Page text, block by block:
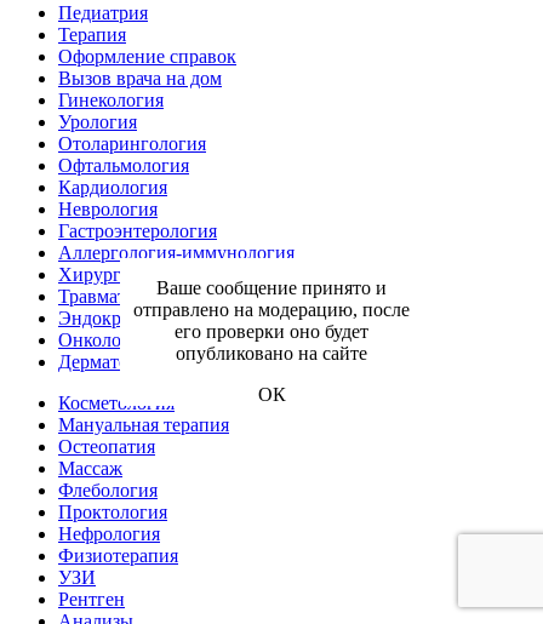
Педиатрия
Терапия
Оформление справок
Вызов врача на дом
Гинекология
Урология
Отоларингология
Офтальмология
Кардиология
Неврология
Гастроэнтерология
Аллергология-иммунология
Хирургия
Травматология и ортопедия
Эндокринология
Онкология
Дерматология
Косметология
Мануальная терапия
Остеопатия
Массаж
Флебология
Проктология
Нефрология
Физиотерапия
УЗИ
Рентген
Ваше сообщение принято и
отправлено на модерацию, после
его проверки оно будет
опубликовано на сайте
ОК